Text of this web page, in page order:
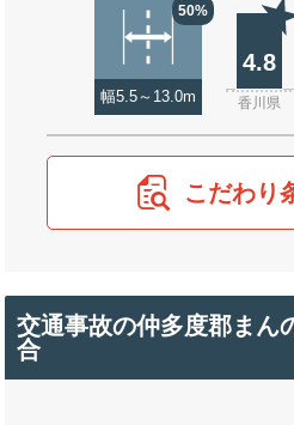
50%
幅5.5～13.0m
4.8
香川県
こだわり
交通事故の仲多度郡まん
合